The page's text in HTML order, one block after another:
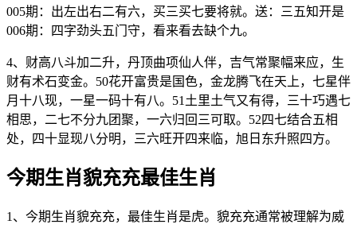
005期：出左出右二有六，买三买七要将就。送：三五知开是
006期：四字劲头五门守，看来看去缺个九。
4、财高八斗加二升，丹顶曲项仙人伴，吉气常聚幅来应，生
财有术石变金。50花开富贵是国色，金龙腾飞在天上，七星伴
月十八现，一星一码十有八。51土里土气又有得，三十巧遇七
相思，二七不分九团聚，一六归回三可取。52四七结合五相
处，四十显现八分明，三六旺开四来临，旭日东升照四方。
今期生肖貌充充最佳生肖
1、今期生肖貌充充，最佳生肖是虎。貌充充通常被理解为威